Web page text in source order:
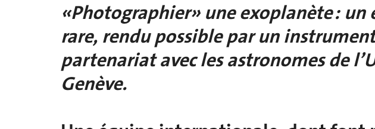
«Photographier» une exoplanète : un
rare, rendu possible par un
partenariat avec les astronomes de
Genève.